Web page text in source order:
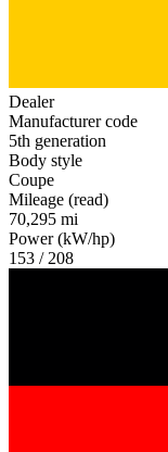
Dealer
Manufacturer code
5th generation
Body style
Coupe
Mileage (read)
70,295 mi
Power (kW/hp)
153 / 208